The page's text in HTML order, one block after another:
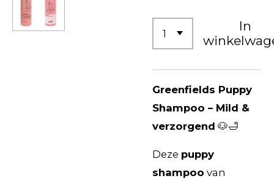
In
Greenfields Puppy
Shampoo – Mild &
verzorgend 🐶🛁
Deze puppy
shampoo van